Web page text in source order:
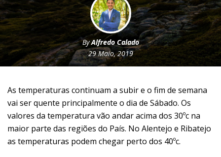
ByAlfredo Calado
29 Maio, 2019
As temperaturas continuam a subir e o fim de semana
vai ser quente principalmente o dia de Sábado. Os
valores da temperatura vão andar acima dos 30ºc na
maior parte das regiões do País. No Alentejo e Ribatejo
as temperaturas podem chegar perto dos 40ºc.